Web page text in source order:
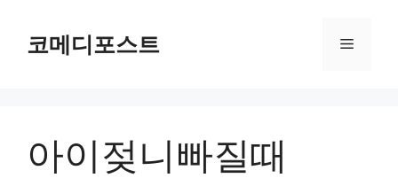
코메디포스트 메
아이젖니빠질때